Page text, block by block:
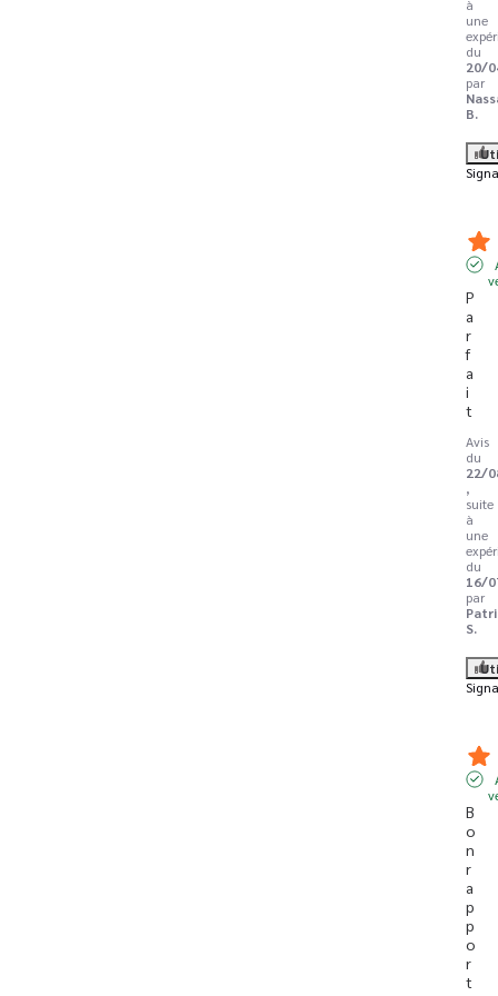
à
une
du
20/
par
B.
P
a
r
f
a
i
t
Avis
du
22/
,
suite
à
une
du
16/
par
S.
B
o
n
r
a
p
p
o
r
t